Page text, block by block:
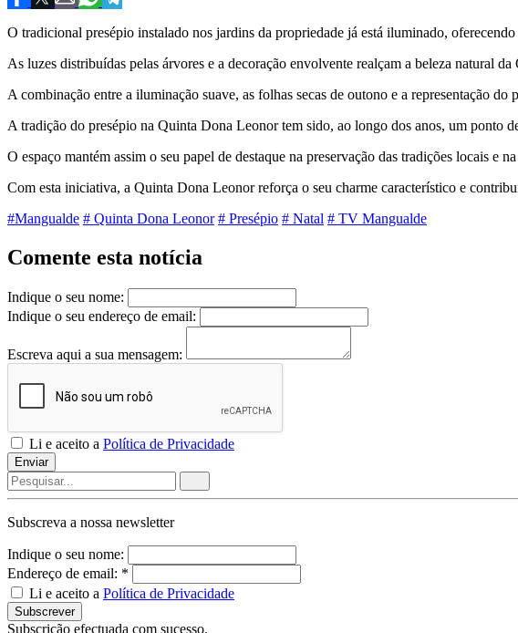
O tradicional presépio instalado nos jardins da propriedade já está iluminado,
As luzes distribuídas pelas árvores e a decoração envolvente realçam a beleza natural
A combinação entre a iluminação suave, as folhas secas de outono e a representação
A tradição do presépio na Quinta Dona Leonor tem sido, ao longo dos anos, um ponto
O espaço mantém assim o seu papel de destaque na preservação das tradições locais e
Com esta iniciativa, a Quinta Dona Leonor reforça o seu charme característico e
#Mangualde # Quinta Dona Leonor # Presépio # Natal # TV Mangualde
Comente esta notícia
Indique o seu nome:
Indique o seu endereço de email:
Escreva aqui a sua mensagem:
Li e aceito a Política de Privacidade
Enviar
Subscreva a nossa newsletter
Indique o seu nome:
Endereço de email: *
Li e aceito a Política de Privacidade
Subscrever
Subscrição efectuada com sucesso.